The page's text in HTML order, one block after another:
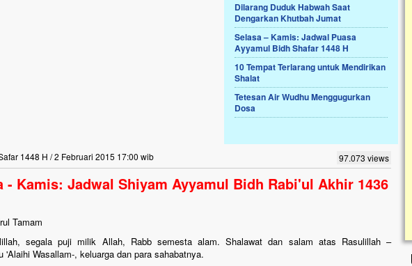
Dilarang Duduk Habwah Saat
Dengarkan Khutbah Jumat
Selasa – Kamis: Jadwal Puasa
Ayyamul Bidh Shafar 1448 H
10 Tempat Terlarang untuk Mendirikan
Shalat
Tetesan Air Wudhu Menggugurkan
Dosa
1448 H / 2 Februari 2015 17:00 wib 97.073 views
- Kamis: Jadwal Shiyam Ayyamul Bidh Rabi'ul Akhir 1436
Tamam
segala puji milik Allah, Rabb semesta alam. Shalawat dan salam atas Rasulillah –
'Alaihi Wasallam-, keluarga dan para sahabatnya.
Nasib masjid di Kampung Cilumbu ini sungguh
mengenaskan. Lima tahun mangkrak, kini nyaris
berlumut, dan menghitam terpapar panas dan